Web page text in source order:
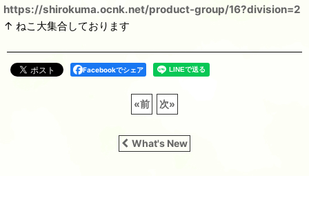
https://shirokuma.ocnk.net/product-group/16?division=2
↑ ねこ大集合しております
Facebookでシェア
«前 次»
What's New